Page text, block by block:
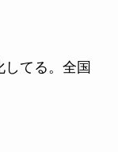
してる。全国